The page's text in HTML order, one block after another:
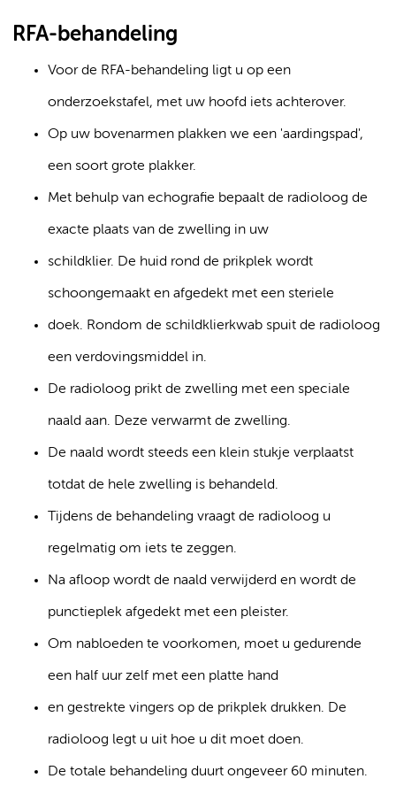
RFA-behandeling
Voor de RFA-behandeling ligt u op een
onderzoekstafel, met uw hoofd iets achterover.
Op uw bovenarmen plakken we een 'aardingspad',
een soort grote plakker.
Met behulp van echografie bepaalt de radioloog de
exacte plaats van de zwelling in uw
schildklier. De huid rond de prikplek wordt
schoongemaakt en afgedekt met een steriele
doek. Rondom de schildklierkwab spuit de radioloog
een verdovingsmiddel in.
De radioloog prikt de zwelling met een speciale
naald aan. Deze verwarmt de zwelling.
De naald wordt steeds een klein stukje verplaatst
totdat de hele zwelling is behandeld.
Tijdens de behandeling vraagt de radioloog u
regelmatig om iets te zeggen.
Na afloop wordt de naald verwijderd en wordt de
punctieplek afgedekt met een pleister.
Om nabloeden te voorkomen, moet u gedurende
een half uur zelf met een platte hand
en gestrekte vingers op de prikplek drukken. De
radioloog legt u uit hoe u dit moet doen.
De totale behandeling duurt ongeveer 60 minuten.